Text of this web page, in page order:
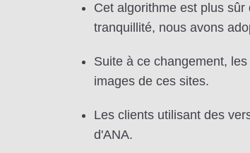
Cet algorithme est plus
tranquillité, nous avons
Suite à ce changement,
images de ces sites.
Les clients utilisant des
d'ANA.